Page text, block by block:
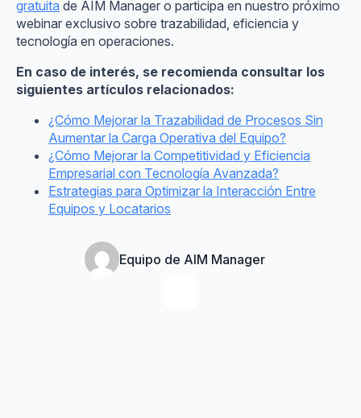
gratuita de AIM Manager o participa en nuestro próximo
webinar exclusivo sobre trazabilidad, eficiencia y
tecnología en operaciones.
En caso de interés, se recomienda consultar los
siguientes artículos relacionados:
¿Cómo Mejorar la Trazabilidad de Procesos Sin
Aumentar la Carga Operativa del Equipo?
¿Cómo Mejorar la Competitividad y Eficiencia
Empresarial con Tecnología Avanzada?
Estrategias para Optimizar la Interacción Entre
Equipos y Locatarios
Equipo de AIM Manager